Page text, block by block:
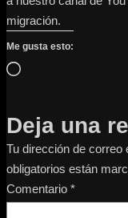
migración.
Me gusta esto:
Cargando…
Deja una
Tu dirección de correo
obligatorios están
Comentario *